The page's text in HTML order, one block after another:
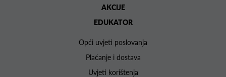
AKCIJE
EDUKATOR
Opći uvjeti poslovanja
Plaćanje i dostava
Uvjeti korištenja